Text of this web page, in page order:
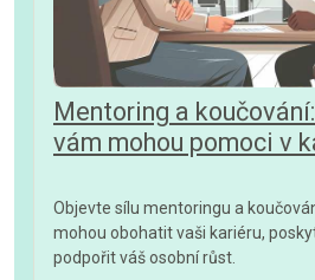
Mentoring a
vám mohou pomoci v
Objevte sílu mentoringu a
mohou obohatit vaši kariéru,
podpořit váš osobní růst.